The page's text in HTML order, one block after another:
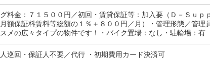
料金：７１５００円／初回・賃貸保証等：加入要（Ｄ－Ｓｕ
額保証料賃料等総額の１％＋８００円／月）・管理形態／管理
メの広々タイプの物件です！・バイク置場：なし・駐輪場：有
巡回・保証人不要／代行 ・初期費用カード決済可